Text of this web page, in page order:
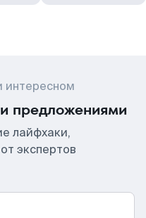
интересном
предложениями
лайфхаки,
экспертов